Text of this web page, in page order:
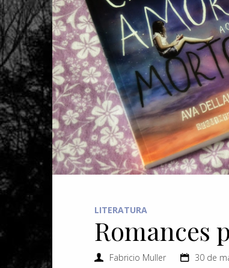
LITERATURA
Romances
Fabricio Muller 30 de